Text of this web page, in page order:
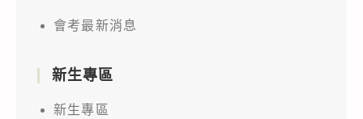
會考最新消息
新生專區
新生專區